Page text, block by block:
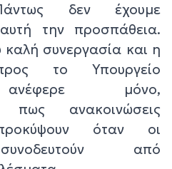
δεν έχουμε
την προσπάθεια.
καλή συνεργασία και η
το Υπουργείο
ανέφερε μόνο,
πως ανακοινώσεις
όταν οι
από